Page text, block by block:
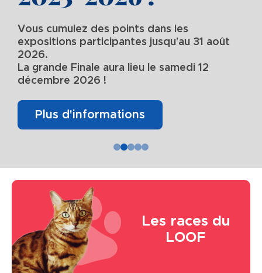
Vous cumulez des points dans les
expositions participantes jusqu'au 31 août
2026.
La grande Finale aura lieu le samedi 12
décembre 2026 !
Plus d'informations
Les races du
LOOF
Image